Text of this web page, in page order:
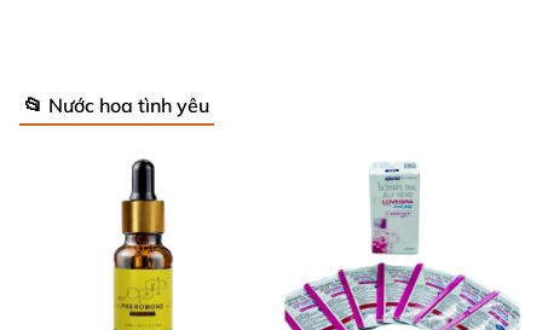
Bảo quản: Bảo quản khô ráo, thoáng mát
Hạn sử dụng
📂 Nước hoa tình yêu